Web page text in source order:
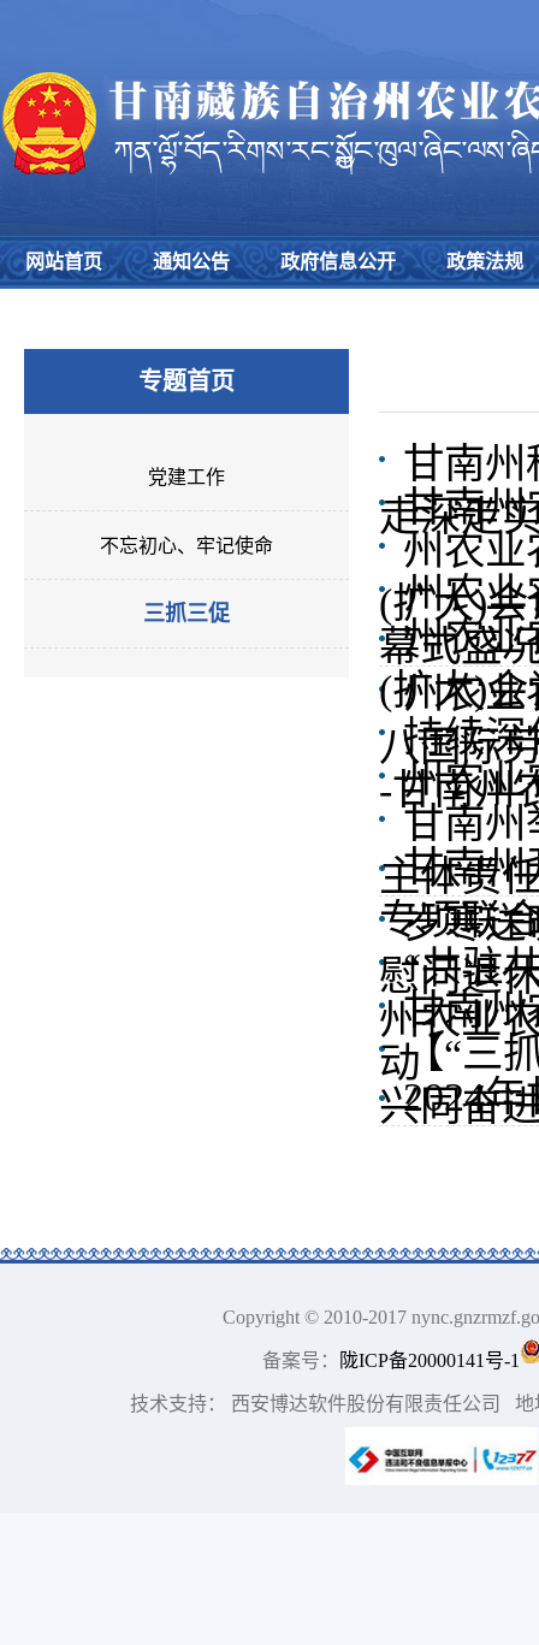
网站首页 通知公告 政府信息公开 政策法规
专题首页
党建工作
不忘初心、牢记使命
三抓三促
甘南州
走深走
甘南州
州农业
(扩大)会
州农业
幕式盛
州农业
(扩大)会
州农业
八国际
持续深
-甘南州
州农业
甘南州
主体责
甘南州
专项联
岁寒
慰问退
“共驻
州农业
甘南州
动【“三
兴同奋
2024
Copyright © 2010-2017
备案号： 陇ICP备20000141号-1
技术支持： 西安博达软件股份有限责任公司 地